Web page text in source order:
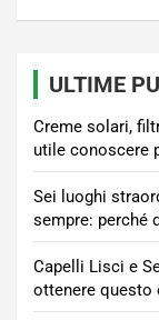
ULTIME
Creme solari,
utile conoscere
Sei luoghi
sempre: perché
Capelli Lisci e
ottenere questo